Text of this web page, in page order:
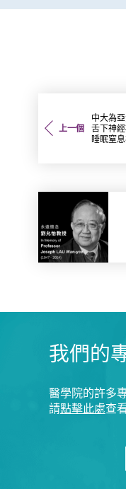
上一個
中大為
舌下神
睡眠窒
我們的
醫學院的許多
請點擊此處查